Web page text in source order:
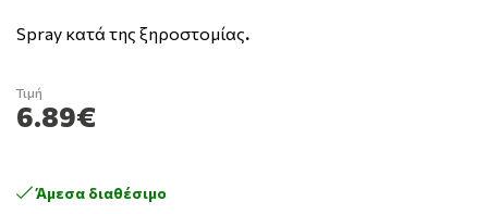
Spray κατά της ξηροστομίας.
Άμεσα διαθέσιμο
Τιμή
6.89€